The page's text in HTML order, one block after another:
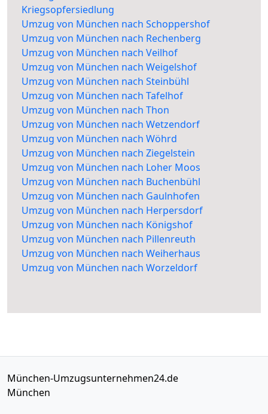
Kriegsopfersiedlung
Umzug von München nach Schoppershof
Umzug von München nach Rechenberg
Umzug von München nach Veilhof
Umzug von München nach Weigelshof
Umzug von München nach Steinbühl
Umzug von München nach Tafelhof
Umzug von München nach Thon
Umzug von München nach Wetzendorf
Umzug von München nach Wöhrd
Umzug von München nach Ziegelstein
Umzug von München nach Loher Moos
Umzug von München nach Buchenbühl
Umzug von München nach Gaulnhofen
Umzug von München nach Herpersdorf
Umzug von München nach Königshof
Umzug von München nach Pillenreuth
Umzug von München nach Weiherhaus
Umzug von München nach Worzeldorf
München-Umzugsunternehmen24.de
München